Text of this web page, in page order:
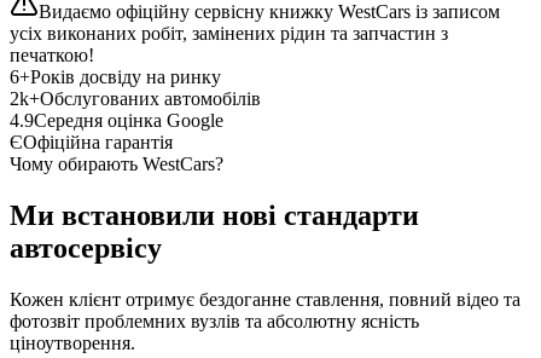
Видаємо офіційну сервісну книжку WestCars із записом
усіх виконаних робіт, замінених рідин та запчастин з
печаткою!
6+Років досвіду на ринку
2k+Обслугованих автомобілів
4.9Середня оцінка Google
ЄОфіційна гарантія
Чому обирають WestCars?
Ми встановили нові стандарти
автосервісу
Кожен клієнт отримує бездоганне ставлення, повний відео та
фотозвіт проблемних вузлів та абсолютну ясність
ціноутворення.